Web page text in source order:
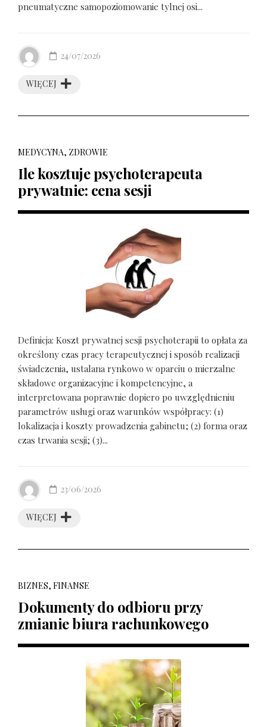
pneumatyczne samopoziomowanie tylnej osi...
WIĘCEJ
24/07/2026
MEDYCYNA, ZDROWIE
Ile kosztuje psychoterapeuta
prywatnie: cena sesji
Definicja: Koszt prywatnej sesji psychoterapii to opłata za
określony czas pracy terapeutycznej i sposób realizacji
świadczenia, ustalana rynkowo w oparciu o mierzalne
składowe organizacyjne i kompetencyjne, a
interpretowana poprawnie dopiero po uwzględnieniu
parametrów usługi oraz warunków współpracy: (1)
lokalizacja i koszty prowadzenia gabinetu; (2) forma oraz
czas trwania sesji; (3)...
WIĘCEJ
23/06/2026
BIZNES, FINANSE
Dokumenty do odbioru przy
zmianie biura rachunkowego